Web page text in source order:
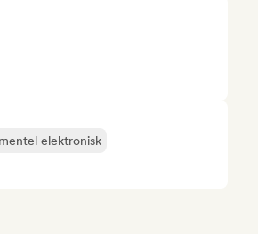
elektronisk